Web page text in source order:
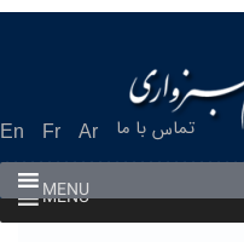
En Fr Ar تماس با ما
MENU
MENU